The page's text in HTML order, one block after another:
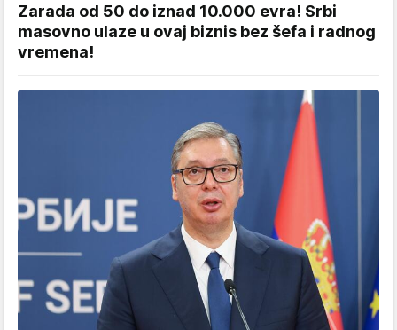
Zarada od 50 do iznad 10.000 evra! Srbi
masovno ulaze u ovaj biznis bez šefa i radnog
vremena!